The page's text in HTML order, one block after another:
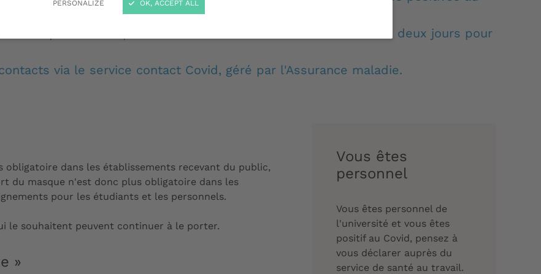
PERSONALIZE OK, ACCEPT ALL
des cas positifs et la réalisation d'un test au bout de deux jours pour
via le service contact Covid, géré par l'Assurance maladie.
obligatoire dans les établissements recevant du public,
du masque n'est donc plus obligatoire dans les
pour les étudiants et les personnels.
le souhaitent peuvent continuer à le porter.
»
Vous êtes
personnel
Vous êtes personnel de
l'université et vous êtes
positif au Covid, pensez à
vous déclarer auprès du
service de santé au travail.